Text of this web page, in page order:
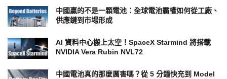
中國贏的不是一顆電池：全球電池霸權如何從工廠、
供應鏈到市場形成
AI 資料中心搬上太空！SpaceX Starmind 將搭載
NVIDIA Vera Rubin NVL72
中國電池真的那麼厲害嗎？從 5 分鐘快充到 Model